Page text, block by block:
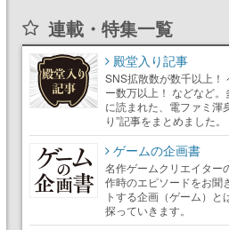
連載・特集一覧
殿堂入り記事
SNS拡散数が数千以上！
ー数万以上！ などなど。
に読まれた、電ファミ渾
り”記事をまとめました。
ゲームの企画書
名作ゲームクリエイター
作時のエピソードをお聞
トする企画（ゲーム）と
探っていきます。